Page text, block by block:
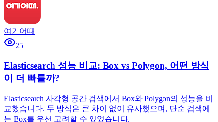
여기어때
25
Elasticsearch 성능 비교: Box vs Polygon, 어떤 방식
이 더 빠를까?
Elasticsearch 사각형 공간 검색에서 Box와 Polygon의 성능을 비
교했습니다. 두 방식은 큰 차이 없이 유사했으며, 단순 검색에
는 Box를 우선 고려할 수 있었습니다.